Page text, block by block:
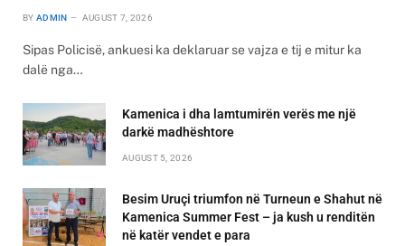
BY ADMIN AUGUST 7, 2026
Sipas Policisë, ankuesi ka deklaruar se vajza e tij e mitur ka
dalë nga…
Kamenica i dha lamtumirën verës me një
darkë madhështore
AUGUST 5, 2026
Besim Uruçi triumfon në Turneun e Shahut në
Kamenica Summer Fest – ja kush u renditën
në katër vendet e para